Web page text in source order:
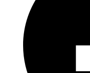
window